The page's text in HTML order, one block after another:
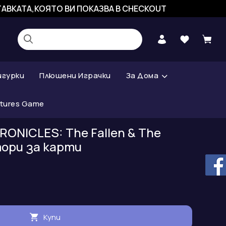
ВИ ПОКАЗВА В CHECKOUT
Плюшени Играчки За Дома
Game
The Fallen & The
за карти
Купи